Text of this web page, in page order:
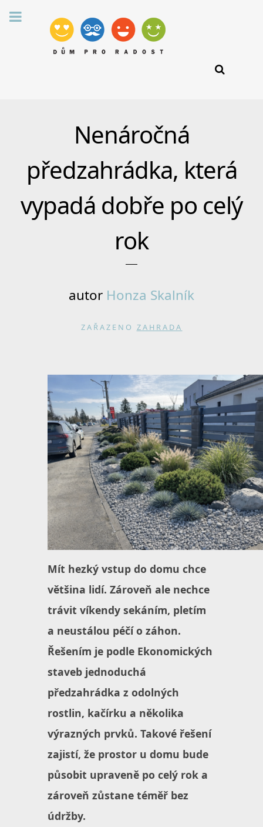
Nenáročná
předzahrádka, která
vypadá dobře po celý
rok
autor Honza Skalník
ZAŘAZENO ZAHRADA
Mít hezký vstup do domu chce
většina lidí. Zároveň ale nechce
trávit víkendy sekáním, pletím
a neustálou péčí o záhon.
Řešením je podle Ekonomických
staveb jednoduchá
předzahrádka z odolných
rostlin, kačírku a několika
výrazných prvků. Takové řešení
zajistí, že prostor u domu bude
působit upraveně po celý rok a
zároveň zůstane téměř bez
údržby.